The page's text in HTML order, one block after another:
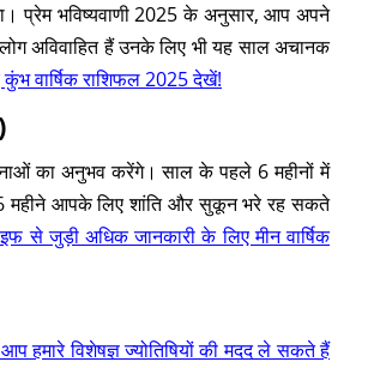
प्रेम भविष्यवाणी 2025 के अनुसार, आप अपने
अविवाहित हैं उनके लिए भी यह साल अचानक
वार्षिक राशिफल 2025 देखें!
का अनुभव करेंगे। साल के पहले 6 महीनों में
महीने आपके लिए शांति और सुकून भरे रह सकते
से जुड़ी अधिक जानकारी के लिए मीन वार्षिक
विशेषज्ञ ज्योतिषियों की मदद ले सकते हैं